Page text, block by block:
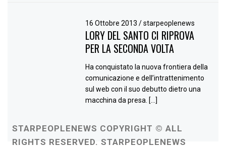
16 Ottobre 2013/ starpeoplenews
LORY DEL SANTO CI RIPROVA
PER LA SECONDA VOLTA
Ha conquistato la nuova frontiera della
comunicazione e dell’intrattenimento
sul web con il suo debutto dietro una
macchina da presa. […]
STARPEOPLENEWS COPYRIGHT © ALL
RIGHTS RESERVED. STARPEOPLENEWS